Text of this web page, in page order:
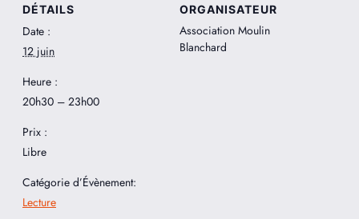
DÉTAILS
Date :
12 juin
Heure :
20h30 – 23h00
Prix :
Libre
Catégorie d’Évènement:
Lecture
ORGANISATEUR
Association Moulin
Blanchard